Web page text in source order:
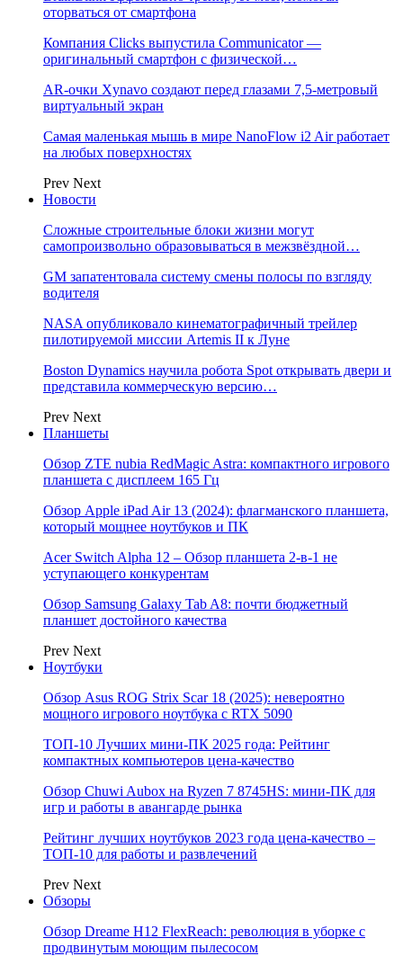
оторваться от смартфона
Компания Clicks выпустила Communicator —
оригинальный смартфон с физической…
AR-очки Xynavo создают перед глазами 7,5-метровый
виртуальный экран
Самая маленькая мышь в мире NanoFlow i2 Air работает
на любых поверхностях
Prev Next
Новости
Сложные строительные блоки жизни могут
самопроизвольно образовываться в межзвёздной…
GM запатентовала систему смены полосы по взгляду
водителя
NASA опубликовало кинематографичный трейлер
пилотируемой миссии Artemis II к Луне
Boston Dynamics научила робота Spot открывать двери и
представила коммерческую версию…
Prev Next
Планшеты
Обзор ZTE nubia RedMagic Astra: компактного игрового
планшета с дисплеем 165 Гц
Обзор Apple iPad Air 13 (2024): флагманского планшета,
который мощнее ноутбуков и ПК
Acer Switch Alpha 12 – Обзор планшета 2-в-1 не
уступающего конкурентам
Обзор Samsung Galaxy Tab A8: почти бюджетный
планшет достойного качества
Prev Next
Ноутбуки
Обзор Asus ROG Strix Scar 18 (2025): невероятно
мощного игрового ноутбука с RTX 5090
ТОП-10 Лучших мини-ПК 2025 года: Рейтинг
компактных компьютеров цена-качество
Обзор Chuwi Aubox на Ryzen 7 8745HS: мини-ПК для
игр и работы в авангарде рынка
Рейтинг лучших ноутбуков 2023 года цена-качество –
ТОП-10 для работы и развлечений
Prev Next
Обзоры
Обзор Dreame H12 FlexReach: революция в уборке с
продвинутым моющим пылесосом